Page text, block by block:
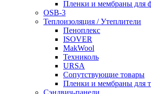
Пленки и мембраны для
OSB-3
Теплоизоляция / Утеплители
Пеноплекс
ISOVER
MakWool
Техниколь
URSA
Сопутствующие товары
Пленки и мембраны для
Сэндвич-панели